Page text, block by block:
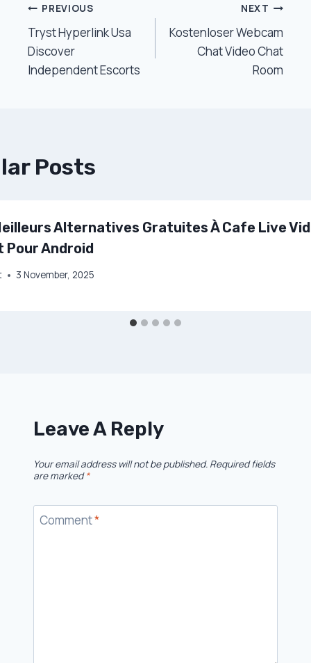
Post
Navigation
PREVIOUS
Tryst Hyperlink Usa
Discover
Independent Escorts
NEXT
Kostenloser Webcam
Chat Video Chat
Room
Posts
Alternatives Gratuites À Cafe Live
Pour Android
3 November, 2025
Leave A Reply
Your email address will not be published. Required fields
are marked*
Comment*